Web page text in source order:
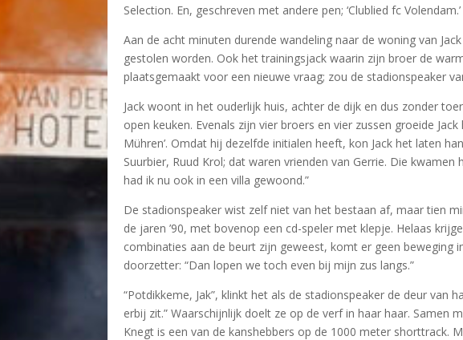
Selection. En, geschreven met andere pen; ‘Clublied fc
Aan de acht minuten durende wandeling naar de woning van
gestolen worden. Ook het trainingsjack waarin zijn broer de
plaatsgemaakt voor een nieuwe vraag; zou de stadionspeaker
Jack woont in het ouderlijk huis, achter de dijk en dus zonder
open keuken. Evenals zijn vier broers en vier zussen groeide
Mühren’. Omdat hij dezelfde initialen heeft, kon Jack het laten
Suurbier, Ruud Krol; dat waren vrienden van Gerrie. Die
had ik nu ook in een villa gewoond.”
De stadionspeaker wist zelf niet van het bestaan af, maar tien
de jaren ’90, met bovenop een cd-speler met klepje. Helaas
combinaties aan de beurt zijn geweest, komt er geen beweging
doorzetter: “Dan lopen we toch even bij mijn zus langs.”
“Potdikkeme, Jak”, klinkt het als de stadionspeaker de deur
erbij zit.” Waarschijnlijk doelt ze op de verf in haar haar. Samen
Knegt is een van de kanshebbers op de 1000 meter shorttrack.